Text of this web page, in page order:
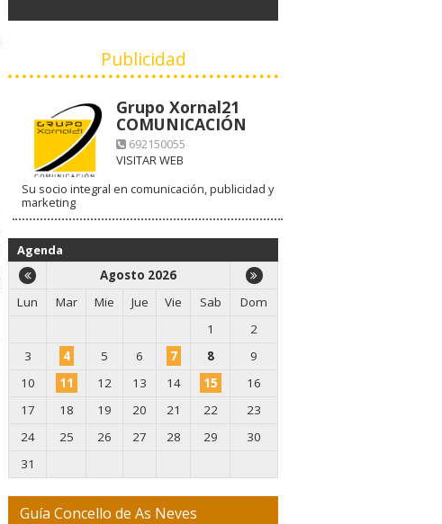
Publicidad
Grupo Xornal21
COMUNICACIÓN
692150055
VISITAR WEB
Su socio integral en comunicación, publicidad y
marketing
Agenda
Agosto 2026
Lun
Mar Mie Jue Vie Sab
Dom
1
2
3
4 5 6 7 8
9
10
11 12 13 14 15
16
17
18 19 20 21 22
23
24
25 26 27 28 29
30
31
Guía Concello de As Neves